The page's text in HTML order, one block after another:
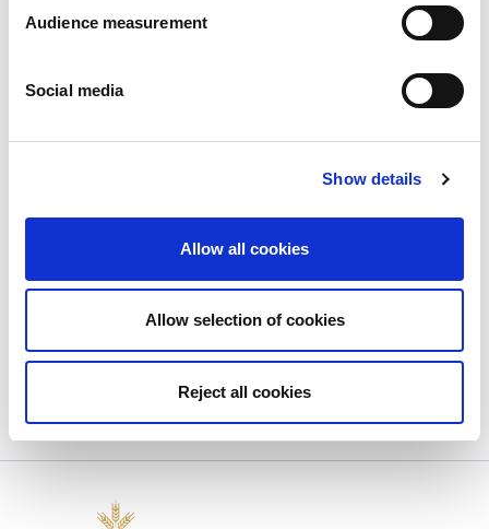
Audience measurement
Social media
Show details
Allow all cookies
Allow selection of cookies
Reject all cookies
Publié le
20/11/2023
L’Académie des Biscuits : accompagner la croissance
personnelle...